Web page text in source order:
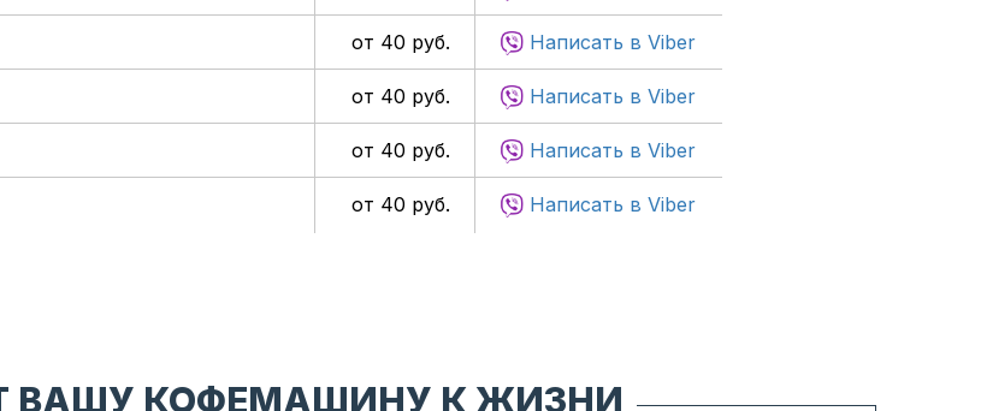
от 40 руб. Написать в Viber
от 40 руб. Написать в Viber
от 40 руб. Написать в Viber
от 40 руб. Написать в Viber
ВАШУ КОФЕМАШИНУ К ЖИЗНИ